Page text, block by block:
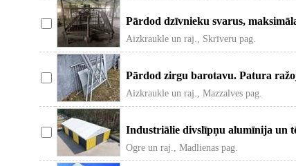
Pārdod dzīvnieku svarus,
Aizkraukle un raj., Skrīveru pag.
Pārdod zirgu barotavu. Patura
Aizkraukle un raj., Mazzalves pag.
Industriālie divslīpņu alumīnija un
Ogre un raj., Madlienas pag.